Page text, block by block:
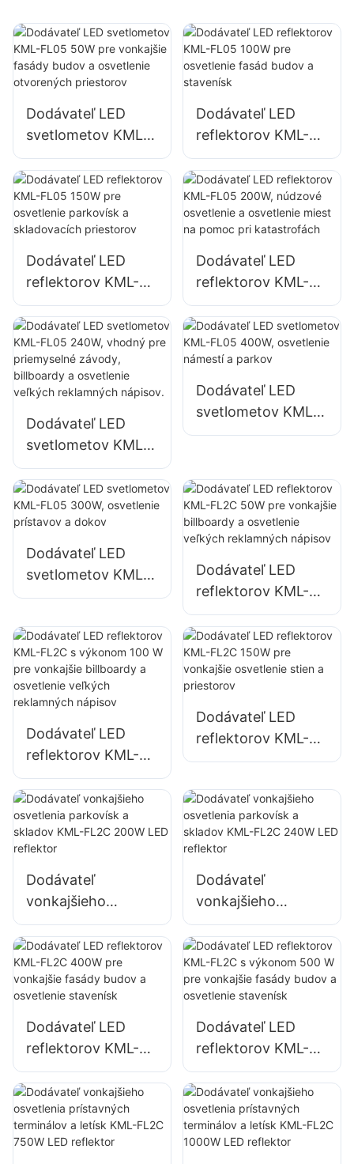
Dodávateľ LED
svetlometov KML-
FL05 50W pre
vonkajšie fasády
budov a osvetlenie
otvorených
Dodávateľ LED
reflektorov KML-
FL05 100W pre
osvetlenie fasád
budov a stavenísk
Dodávateľ LED
reflektorov KML-
FL05 150W pre
osvetlenie
parkovísk a
skladovacích
priestorov
Dodávateľ LED
reflektorov KML-
FL05 200W,
núdzové osvetlenie
a osvetlenie miest
na pomoc pri
katastrofách
Dodávateľ LED
svetlometov KML-
FL05 240W,
vhodný pre
priemyselné
závody, billboardy
a osvetlenie
veľkých
reklamných
Dodávateľ LED
svetlometov KML-
FL05 400W,
a parkov
Dodávateľ LED
svetlometov KML-
FL05 300W,
prístavov a dokov
Dodávateľ LED
reflektorov KML-
FL2C 50W pre
vonkajšie billboardy
a osvetlenie
veľkých
nápisov
Dodávateľ LED
reflektorov KML-
FL2C s výkonom
100 W pre
vonkajšie billboardy
a osvetlenie
reklamných
nápisov
Dodávateľ LED
reflektorov KML-
FL2C 150W pre
osvetlenie stien a
priestorov
Dodávateľ
vonkajšieho
osvetlenia
parkovísk a skladov
KML-FL2C 200W
LED reflektor
Dodávateľ
vonkajšieho
osvetlenia
parkovísk a skladov
KML-FL2C 240W
LED reflektor
Dodávateľ LED
reflektorov KML-
FL2C 400W pre
vonkajšie fasády
budov a osvetlenie
stavenísk
Dodávateľ LED
reflektorov KML-
FL2C s výkonom
500 W pre
vonkajšie fasády
budov a osvetlenie